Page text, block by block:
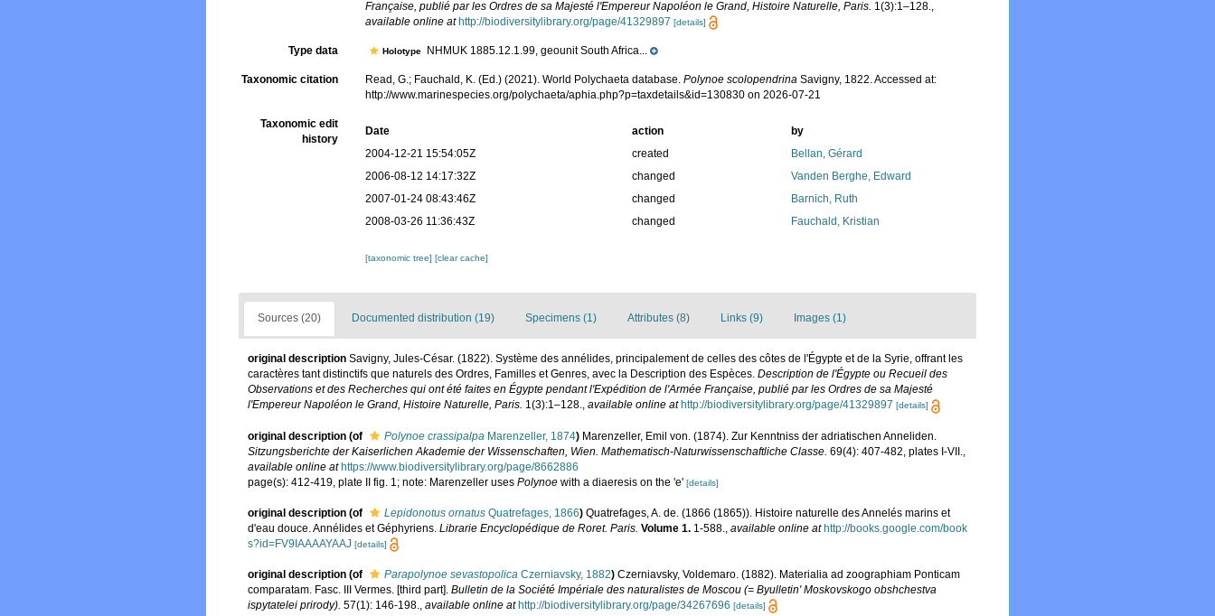
Française, publié par les Ordres de sa Majesté l'Empereur Napoléon le Grand, Histoire Naturelle, Paris. 1(3):1–128.,
available online at http://biodiversitylibrary.org/page/41329897 [details]
Type data Holotype NHMUK 1885.12.1.99, geounit South Africa...
Taxonomic citation Read, G.; Fauchald, K. (Ed.) (2021). World Polychaeta database.Polynoe scolopendrina Savigny, 1822. Accessed at:
http://www.marinespecies.org/polychaeta/aphia.php?p=taxdetails&id=130830 on 2026-07-21
Taxonomic edit
history
Date action
by
2004-12-21 15:54:05Z
created
Bellan, Gérard
2006-08-12 14:17:32Z
changed
Vanden Berghe, Edward
2007-01-24 08:43:46Z
changed
Barnich, Ruth
2008-03-26 11:36:43Z
changed Fauchald, Kristian
[taxonomic tree][clear cache]
Sources (20) Documented distribution (19) Specimens (1) Attributes (8) Links (9) Images (1)
original description Savigny, Jules-César. (1822). Système des annélides, principalement de celles des côtes de l'Égypte et de la Syrie, offrant les
caractères tant distinctifs que naturels des Ordres, Familles et Genres, avec la Description des Espèces. Description de l'Égypte ou Recueil des
Observations et des Recherches qui ont été faites en Égypte pendant l'Expédition de l'Armée Française, publié par les Ordres de sa Majesté
l'Empereur Napoléon le Grand, Histoire Naturelle, Paris. 1(3):1–128., available online at http://biodiversitylibrary.org/page/41329897 [details]
original description (of Polynoe crassipalpa Marenzeller, 1874) Marenzeller, Emil von. (1874). Zur Kenntniss der adriatischen Anneliden.
Sitzungsberichte der Kaiserlichen Akademie der Wissenschaften, Wien. Mathematisch-Naturwissenschaftliche Classe. 69(4): 407-482, plates I-VII.
available online at https://www.biodiversitylibrary.org/page/8662886
page(s): 412-419, plate II fig. 1; note: Marenzeller uses Polynoe with a diaeresis on the 'e' [details]
original description (of Lepidonotus ornatus Quatrefages, 1866) Quatrefages, A. de. (1866 (1865)). Histoire naturelle des Annelés marins et
d'eau douce. Annélides et Géphyriens. Librarie Encyclopédique de Roret. Paris. Volume 1. 1-588. available online at http://books.google.com/book
s?id=FV9IAAAAYAAJ [details]
original description (of Parapolynoe sevastopolica Czerniavsky, 1882) Czerniavsky, Voldemaro. (1882). Materialia ad zoographiam Ponticam
comparatam. Fasc. III Vermes. [third part]. Bulletin de la Société Impériale des naturalistes de Moscou (= Byulletin' Moskovskogo obshchestva
ispytatelei prirody). 57(1): 146-198., available online at http://biodiversitylibrary.org/page/34267696 [details]